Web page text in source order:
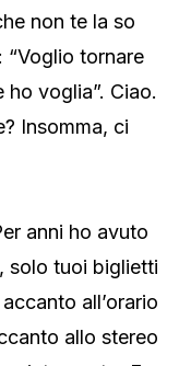
non te la so
“Voglio tornare
voglia”. Ciao.
Insomma, ci
anni ho avuto
solo tuoi biglietti
all’orario
allo stereo